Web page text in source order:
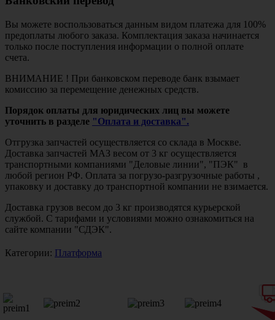
Вы можете воспользоваться данным видом платежа для 100%
предоплаты любого заказа. Комплектация заказа начинается
только после поступления информации о полной оплате
счета.
ВНИМАНИЕ ! При банковском переводе банк взымает
комиссию за перемещение денежных средств.
Порядок оплаты для юридических лиц вы можете
уточнить в разделе "Оплата и доставка".
Отгрузка запчастей осуществляется со склада в Москве.
Доставка запчастей МАЗ весом от 3 кг осуществляется
транспортными компаниями "Деловые линии", "ПЭК" в
любой регион РФ. Оплата за погрузо-разгрузочные работы ,
упаковку и доставку до транспортной компании не взимается.
Доставка грузов весом до 3 кг производятся курьерской
службой. С тарифами и условиями можно ознакомиться на
сайте компании "СДЭК".
Категории: Платформа